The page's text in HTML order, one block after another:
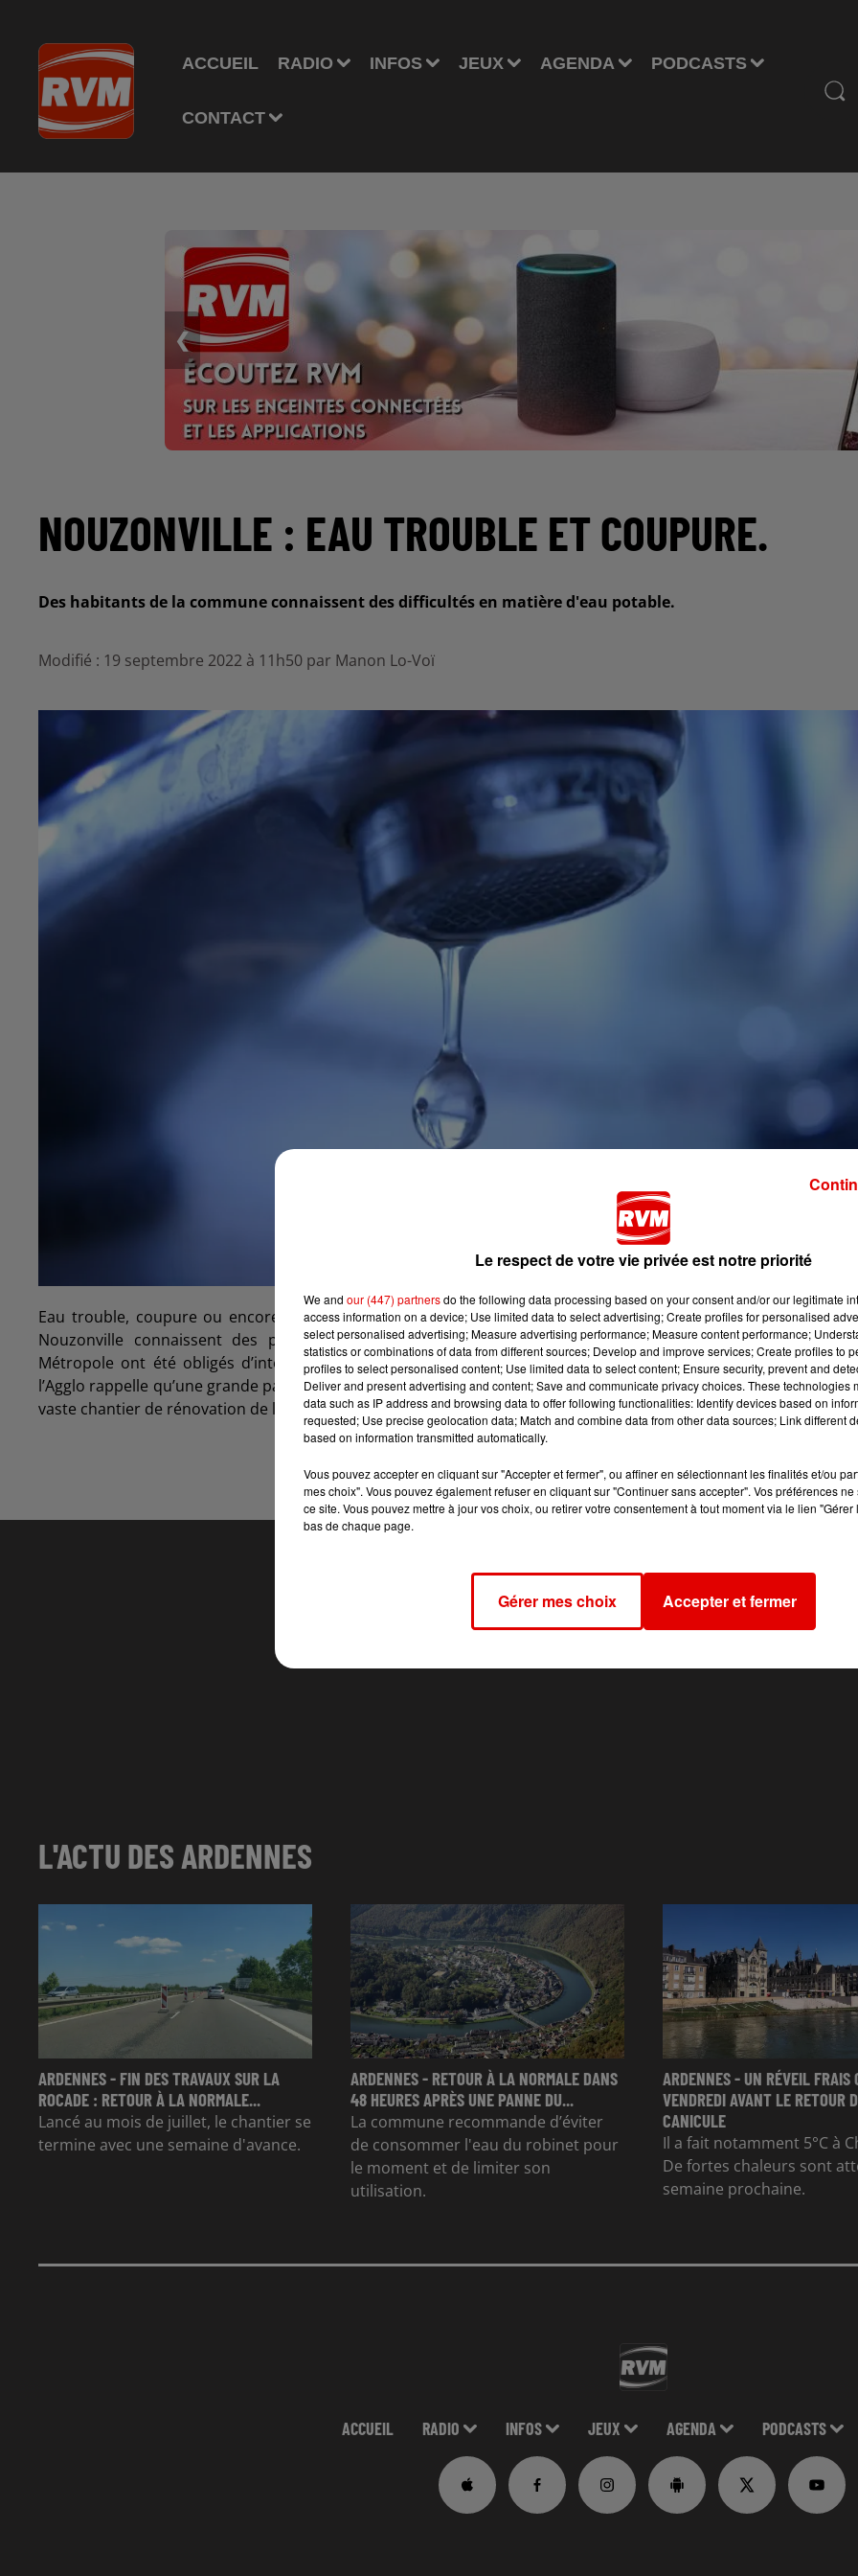
ACCUEIL RADIO INFOS JEUX AGENDA PODCASTS
CONTACT
❮
NOUZONVILLE : EAU TROUBLE ET COUPURE.
Des habitants de la commune connaissent des difficultés en matière d'eau potable.
Modifié : 19 septembre 2022 à 11h50 par Manon Lo-Voï
Eau trouble, coupure ou encore baisse de pression aux robinets. Depuis plusieurs jours, certains habitants
Nouzonville connaissent des problèmes d’alimentation en eau potable. Les services techniques
Métropole ont été obligés d’interrompre l’alimentation du réseau depuis la rive droite. Dans un
l’Agglo rappelle qu’une grande partie du réseau d’alimentation en eau potable de Nouzonville est obsolète et
vaste chantier de rénovation de la rue Jean Jaurès, d’un montant de près d’1,8 millions d’euros a été lancé.
L'ACTU DES ARDENNES
ARDENNES - FIN DES TRAVAUX SUR LA
ROCADE : RETOUR À LA NORMALE...
Lancé au mois de juillet, le chantier se
termine avec une semaine d'avance.
ARDENNES - RETOUR À LA NORMALE DANS
48 HEURES APRÈS UNE PANNE DU...
La commune recommande d’éviter
de consommer l'eau du robinet pour
le moment et de limiter son
utilisation.
ARDENNES - UN RÉVEIL FRAIS
VENDREDI AVANT LE RETOUR
CANICULE
Il a fait notamment 5°C à
De fortes chaleurs sont
semaine prochaine.
ACCUEIL RADIO INFOS JEUX AGENDA PODCASTS
Le respect de votre vie privée est notre priorité
We and our (447) partnersdo the following data processing based on your consent and/or our legitimate
access information on a device; Use limited data to select advertising; Create profiles for personalised
select personalised advertising; Measure advertising performance; Measure content performance;
statistics or combinations of data from different sources; Develop and improve services; Create profiles to
profiles to select personalised content; Use limited data to select content; Ensure security, prevent and
Deliver and present advertising and content; Save and communicate privacy choices. These technologies
data such as IP address and browsing data to offer following functionalities: Identify devices based on
requested; Use precise geolocation data; Match and combine data from other data sources; Link different
based on information transmitted automatically.
Vous pouvez accepter en cliquant sur "Accepter et fermer", ou affiner en sélectionnant les finalités et/ou
mes choix". Vous pouvez également refuser en cliquant sur "Continuer sans accepter". Vos préférences
ce site. Vous pouvez mettre à jour vos choix, ou retirer votre consentement à tout moment via le lien
bas de chaque page.
Gérer mes choix Accepter et fermer